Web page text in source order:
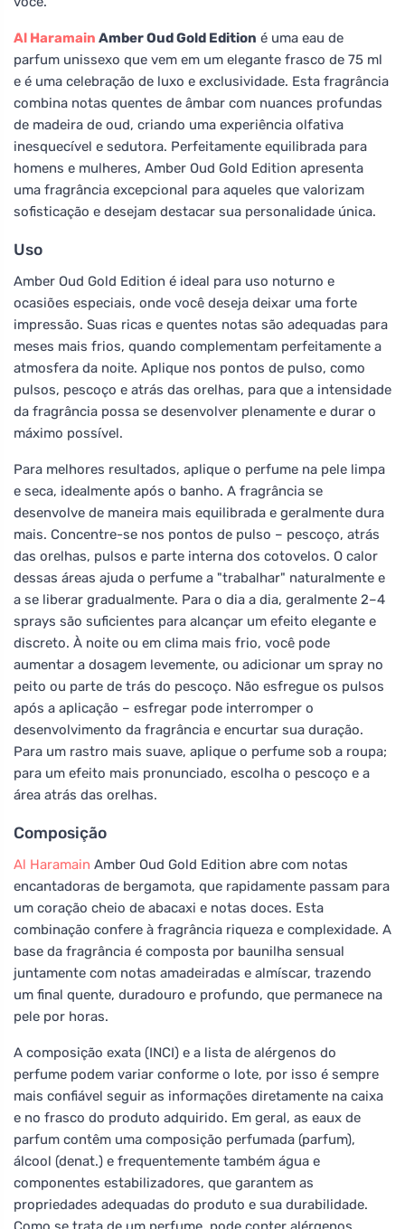
Al Haramain Amber Oud Gold Edition é uma eau de
parfum unissexo que vem em um elegante frasco de 75 ml
e é uma celebração de luxo e exclusividade. Esta fragrância
combina notas quentes de âmbar com nuances profundas
de madeira de oud, criando uma experiência olfativa
inesquecível e sedutora. Perfeitamente equilibrada para
homens e mulheres, Amber Oud Gold Edition apresenta
uma fragrância excepcional para aqueles que valorizam
sofisticação e desejam destacar sua personalidade única.
Uso
Amber Oud Gold Edition é ideal para uso noturno e
ocasiões especiais, onde você deseja deixar uma forte
impressão. Suas ricas e quentes notas são adequadas para
meses mais frios, quando complementam perfeitamente a
atmosfera da noite. Aplique nos pontos de pulso, como
pulsos, pescoço e atrás das orelhas, para que a intensidade
da fragrância possa se desenvolver plenamente e durar o
máximo possível.
Para melhores resultados, aplique o perfume na pele limpa
e seca, idealmente após o banho. A fragrância se
desenvolve de maneira mais equilibrada e geralmente dura
mais. Concentre-se nos pontos de pulso – pescoço, atrás
das orelhas, pulsos e parte interna dos cotovelos. O calor
dessas áreas ajuda o perfume a "trabalhar" naturalmente e
a se liberar gradualmente. Para o dia a dia, geralmente 2–4
sprays são suficientes para alcançar um efeito elegante e
discreto. À noite ou em clima mais frio, você pode
aumentar a dosagem levemente, ou adicionar um spray no
peito ou parte de trás do pescoço. Não esfregue os pulsos
após a aplicação – esfregar pode interromper o
desenvolvimento da fragrância e encurtar sua duração.
Para um rastro mais suave, aplique o perfume sob a roupa;
para um efeito mais pronunciado, escolha o pescoço e a
área atrás das orelhas.
Composição
Al Haramain Amber Oud Gold Edition abre com notas
encantadoras de bergamota, que rapidamente passam para
um coração cheio de abacaxi e notas doces. Esta
combinação confere à fragrância riqueza e complexidade. A
base da fragrância é composta por baunilha sensual
juntamente com notas amadeiradas e almíscar, trazendo
um final quente, duradouro e profundo, que permanece na
pele por horas.
A composição exata (INCI) e a lista de alérgenos do
perfume podem variar conforme o lote, por isso é sempre
mais confiável seguir as informações diretamente na caixa
e no frasco do produto adquirido. Em geral, as eaux de
parfum contêm uma composição perfumada (parfum),
álcool (denat.) e frequentemente também água e
componentes estabilizadores, que garantem as
propriedades adequadas do produto e sua durabilidade.